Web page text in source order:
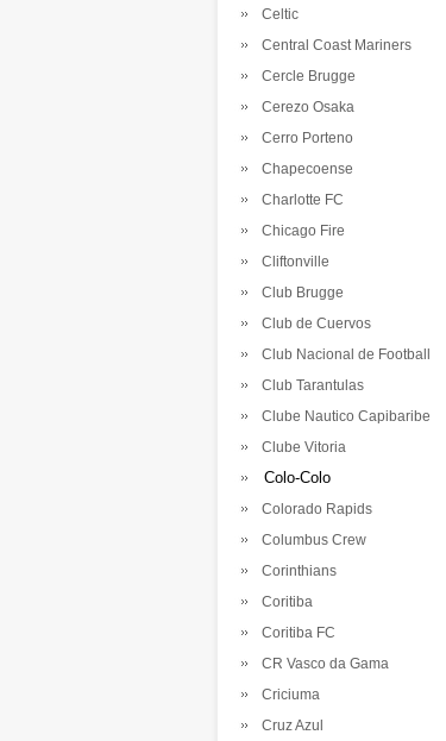
Celtic
Central Coast Mariners
Cercle Brugge
Cerezo Osaka
Cerro Porteno
Chapecoense
Charlotte FC
Chicago Fire
Cliftonville
Club Brugge
Club de Cuervos
Club Nacional de Football
Club Tarantulas
Clube Nautico Capibaribe
Clube Vitoria
Colo-Colo
Colorado Rapids
Columbus Crew
Corinthians
Coritiba
Coritiba FC
CR Vasco da Gama
Criciuma
Cruz Azul